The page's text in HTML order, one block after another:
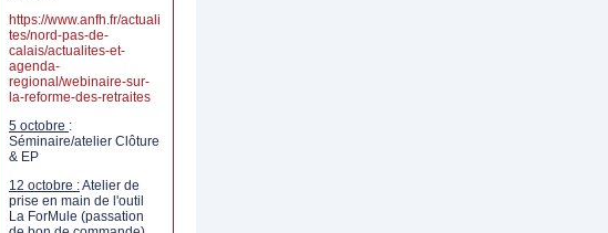
https://www.anfh.fr/actuali
tes/nord-pas-de-
calais/actualites-et-
agenda-
regional/webinaire-sur-
la-reforme-des-retraites
5 octobre :
Séminaire/atelier Clôture
& EP
12 octobre :Atelier de
prise en main de l'outil
La ForMule (passation